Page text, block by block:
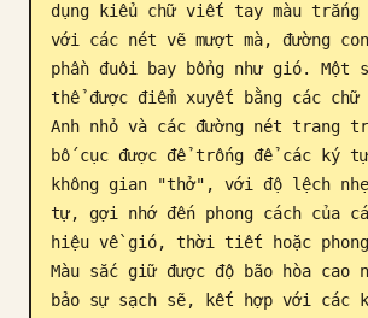
dụng kiểu chữ viết tay màu trắng
với các nét vẽ mượt mà, đường
phần đuôi bay bổng như gió. Một
thể được điểm xuyết bằng các
Anh nhỏ và các đường nét trang
bố cục được để trống để các ký
không gian "thở", với độ lệch
tự, gợi nhớ đến phong cách của
hiệu về gió, thời tiết hoặc phong
Màu sắc giữ được độ bão hòa cao
bảo sự sạch sẽ, kết hợp với các